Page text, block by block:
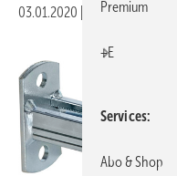
03.01.2020 Veröffentlicht in
Premium
+E
Services
Abo & Shop